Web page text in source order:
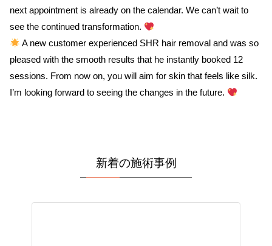
next appointment is already on the calendar. We can’t wait to
see the continued transformation.
A new customer experienced SHR hair removal and was so
pleased with the smooth results that he instantly booked 12
sessions. From now on, you will aim for skin that feels like silk.
I’m looking forward to seeing the changes in the future.
新着の施術事例